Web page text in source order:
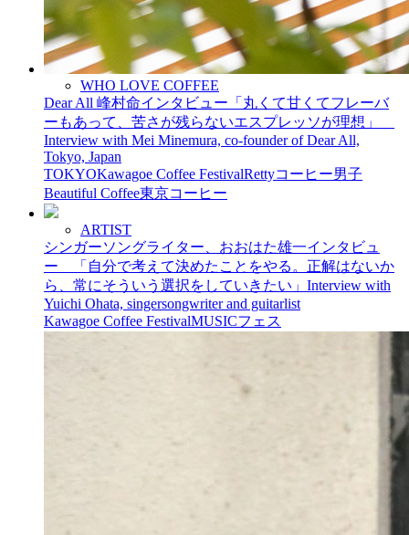
WHO LOVE COFFEE
Dear All 峰村命インタビュー「丸くて甘くてフレーバ
ーもあって、苦さが残らないエスプレッソが理想」
Interview with Mei Minemura, co-founder of Dear All,
Tokyo, Japan
TOKYOKawagoe Coffee FestivalRettyコーヒー男子
Beautiful Coffee東京コーヒー
ARTIST
シンガーソングライター、おおはた雄一インタビュ
ー 「自分で考えて決めたことをやる。正解はないか
ら、常にそういう選択をしていきたい」Interview with
Yuichi Ohata, singersongwriter and guitarlist
Kawagoe Coffee FestivalMUSICフェス